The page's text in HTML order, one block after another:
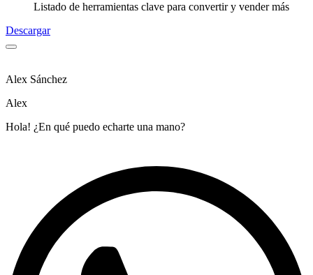
Listado de herramientas clave para convertir y vender más
Descargar
Alex Sánchez
Alex
Hola! ¿En qué puedo echarte una mano?